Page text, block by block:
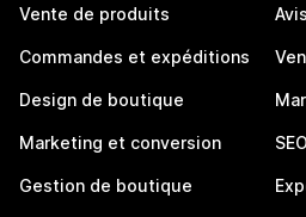
Vente de produits
Commandes et expéditions
Design de boutique
Marketing et conversion
Gestion de boutique
SEO